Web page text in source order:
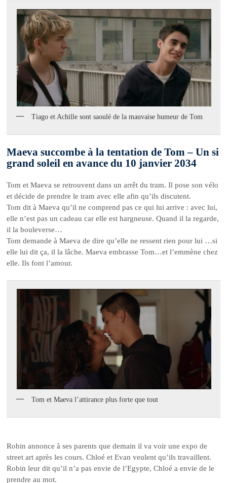
Tiago et Achille sont saoulé de la mauvaise humeur de Tom
Maeva succombe à la tentation de Tom – Un si
grand soleil en avance du 10 janvier 2034
Tom et Maeva se retrouvent dans un arrêt du tram. Il pose son vélo
et décide de prendre le tram avec elle afin qu’ils discutent.
Tom dit à Maeva qu’il ne comprend pas ce qui lui arrive : avec lui,
elle n’est pas un cadeau car elle est hargneuse. Quand il la regarde,
il la bouleverse…
Tom demande à Maeva de dire qu’elle ne ressent rien pour lui …si
elle lui dit ça, il la lâche. Maeva embrasse Tom…et l’emmène chez
elle. Ils font l’amour.
Tom et Maeva l’attirance plus forte que tout
Robin annonce à ses parents que demain il va voir une expo de
street art après les cours. Chloé et Evan veulent qu’ils travaillent.
Robin leur dit qu’il n’a pas envie de l’Egypte, Chloé a envie de le
prendre au mot.